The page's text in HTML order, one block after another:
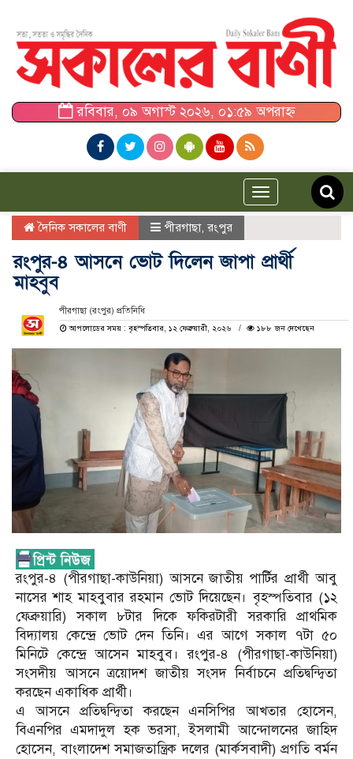
রবিবার, ০৯ অগাস্ট ২০২৬, ০১:৫৯ অপরাহ্ন
Toggle
navigation
দৈনিক সকালের বাণী পীরগাছা, রংপুর
রংপুর-৪ আসনে ভোট দিলেন জাপা প্রার্থী
মাহবুব
পীরগাছা (রংপুর) প্রতিনিধি
আপলোডের সময় : বৃহস্পতিবার, ১২ ফেব্রুয়ারী, ২০২৬
১৮৮ জন দেখেছেন
রংপুর-৪ (পীরগাছা-কাউনিয়া) আসনে জাতীয় পার্টির প্রার্থী আবু
নাসের শাহ মাহবুবার রহমান ভোট দিয়েছেন। বৃহস্পতিবার (১২
ফেব্রুয়ারি) সকাল ৮টার দিকে ফকিরটারী সরকারি প্রাথমিক
বিদ্যালয় কেন্দ্রে ভোট দেন তিনি। এর আগে সকাল ৭টা ৫০
মিনিটে কেন্দ্রে আসেন মাহবুব। রংপুর-৪ (পীরগাছা-কাউনিয়া)
সংসদীয় আসনে ত্রয়োদশ জাতীয় সংসদ নির্বাচনে প্রতিদ্বন্দ্বিতা
করছেন একাধিক প্রার্থী।
এ আসনে প্রতিদ্বন্দ্বিতা করছেন এনসিপির আখতার হোসেন,
বিএনপির এমদাদুল হক ভরসা, ইসলামী আন্দোলনের জাহিদ
হোসেন, বাংলাদেশ সমাজতান্ত্রিক দলের (মার্কসবাদী) প্রগতি বর্মন